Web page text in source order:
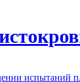
испытаний